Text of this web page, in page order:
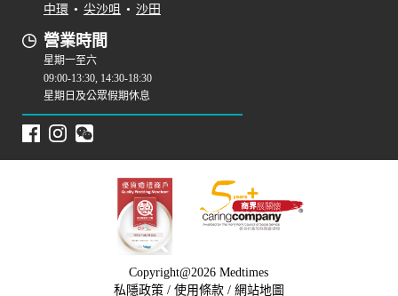
中環 • 尖沙咀 • 沙田
營業時間
星期一至六
09:00-13:30, 14:30-18:30
星期日及公眾假期休息
Copyright@2026 Medtimes
私隱政策 / 使用條款/ 網站地圖